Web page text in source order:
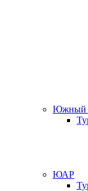
Южный
ЮАР